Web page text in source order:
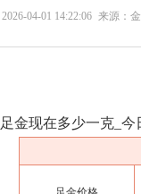
2026-04-01 14:22:06 来源：
足金现在多少一克_今